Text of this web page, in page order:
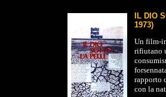
IL DIO
1973)
Un film-
rifiutano
rapporto
con la